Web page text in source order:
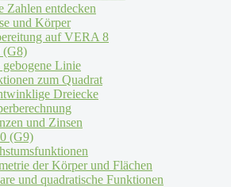
Zahlen entdecken
und Körper
auf VERA 8
(G8)
gebogene Linie
zum Quadrat
Dreiecke
und Zinsen
(G9)
der Körper und Flächen
und quadratische Funktionen